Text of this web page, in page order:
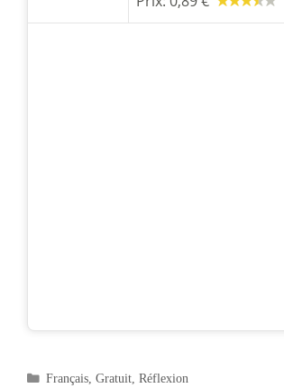
Catégories
Français,Gratuit,Réflexion